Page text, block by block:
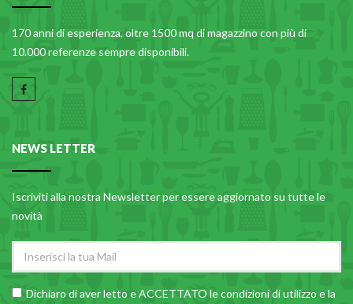
170 anni di esperienza, oltre 1500 mq di magazzino con più di
10.000 referenze sempre disponibili.
NEWS LETTER
Iscriviti alla nostra Newsletter per essere aggiornato su tutte le
novità
Dichiaro di aver letto e ACCETTATO lecondizioni di utilizzo e la